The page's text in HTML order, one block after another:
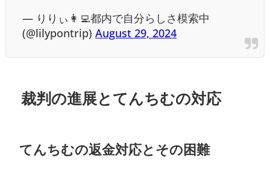
— りりぃ👩‍💻都内で自分らしさ模索中
(@lilypontrip) August 29, 2024
裁判の進展とてんちむの対応
てんちむの返金対応とその困難